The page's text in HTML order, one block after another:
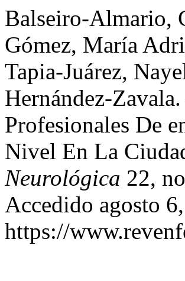
Balseiro-Almario,
Gómez, María
Tapia-Juárez,
Hernández-
Profesionales De
Nivel En La
Neurológica 22,
Accedido agosto
https://